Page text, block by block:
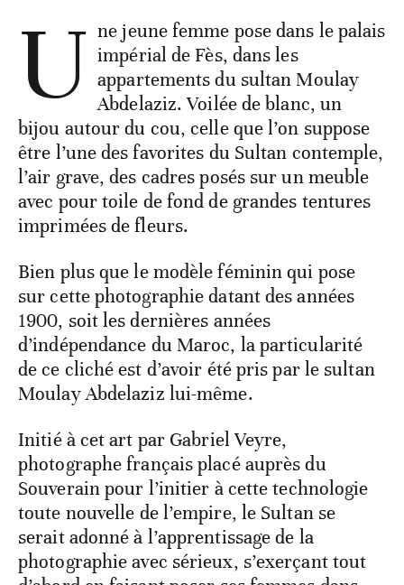
U ne jeune femme pose dans le palais
impérial de Fès, dans les
appartements du sultan Moulay
Abdelaziz. Voilée de blanc, un
bijou autour du cou, celle que l’on suppose
être l’une des favorites du Sultan contemple,
l’air grave, des cadres posés sur un meuble
avec pour toile de fond de grandes tentures
imprimées de fleurs.
Bien plus que le modèle féminin qui pose
sur cette photographie datant des années
1900, soit les dernières années
d’indépendance du Maroc, la particularité
de ce cliché est d’avoir été pris par le sultan
Moulay Abdelaziz lui-même.
Initié à cet art par Gabriel Veyre,
photographe français placé auprès du
Souverain pour l’initier à cette technologie
toute nouvelle de l’empire, le Sultan se
serait adonné à l’apprentissage de la
photographie avec sérieux, s’exerçant tout